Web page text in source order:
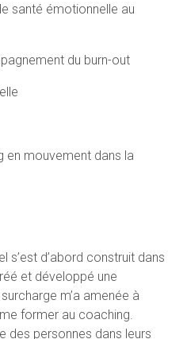
s’est d’abord construit dans
et développé une
des personnes dans leurs
formation certifiée et sur